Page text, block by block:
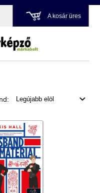
A kosár üres